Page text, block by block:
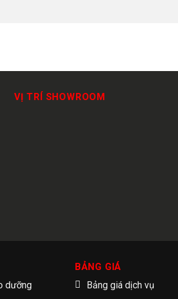
VỊ TRÍ SHOWROOM
dưỡng
BẢNG GIÁ
Bảng giá dịch vụ